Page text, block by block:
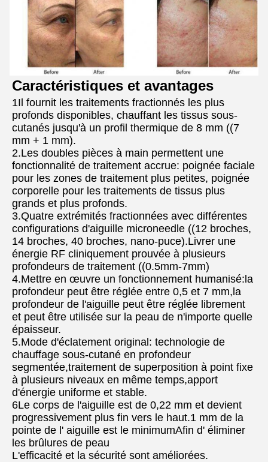
Caractéristiques et avantages
1Il fournit les traitements fractionnés les plus
profonds disponibles, chauffant les tissus sous-
cutanés jusqu'à un profil thermique de 8 mm ((7
mm + 1 mm).
2.Les doubles pièces à main permettent une
fonctionnalité de traitement accrue: poignée faciale
pour les zones de traitement plus petites, poignée
corporelle pour les traitements de tissus plus
grands et plus profonds.
3.Quatre extrémités fractionnées avec différentes
configurations d'aiguille microneedle ((12 broches,
14 broches, 40 broches, nano-puce).Livrer une
énergie RF cliniquement prouvée à plusieurs
profondeurs de traitement ((0.5mm-7mm)
4.Mettre en œuvre un fonctionnement humanisé:la
profondeur peut être réglée entre 0,5 et 7 mm,la
profondeur de l'aiguille peut être réglée librement
et peut être utilisée sur la peau de n'importe quelle
épaisseur.
5.Mode d'éclatement original: technologie de
chauffage sous-cutané en profondeur
segmentée,traitement de superposition à point fixe
à plusieurs niveaux en même temps,apport
d'énergie uniforme et stable.
6Le corps de l'aiguille est de 0,22 mm et devient
progressivement plus fin vers le haut.1 mm de la
pointe de l' aiguille est le minimumAfin d' éliminer
les brûlures de peau
L'efficacité et la sécurité sont améliorées.